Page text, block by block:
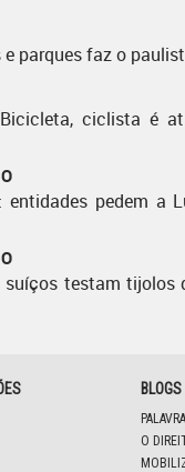
parques faz o
ciclista é
entidades pedem a
suíços testam tijolos
BLOGS
O